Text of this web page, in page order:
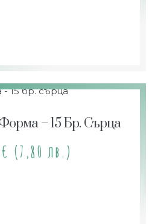
– 15 Бр. Сърца
€ (7,80 лв.)